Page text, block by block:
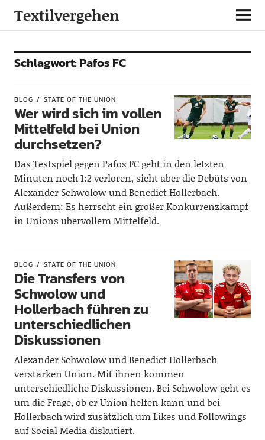
Textilvergehen
Schlagwort:Pafos FC
BLOG STATE OF THE UNION
Wer wird sich im vollen
Mittelfeld bei Union
durchsetzen?
Das Testspiel gegen Pafos FC geht in den letzten
Minuten noch 1:2 verloren, sieht aber die Debüts von
Alexander Schwolow und Benedict Hollerbach.
Außerdem: Es herrscht ein großer Konkurrenzkampf
in Unions übervollem Mittelfeld.
BLOG STATE OF THE UNION
Die Transfers von
Schwolow und
Hollerbach führen zu
unterschiedlichen
Diskussionen
Alexander Schwolow und Benedict Hollerbach
verstärken Union. Mit ihnen kommen
unterschiedliche Diskussionen. Bei Schwolow geht es
um die Frage, ob er Union helfen kann und bei
Hollerbach wird zusätzlich um Likes und Followings
auf Social Media diskutiert.